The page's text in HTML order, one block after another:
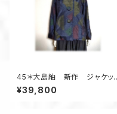
45＊大島紬 新作 ジャケッ
ト 昭和レトロ 着物リメイク
三角柄 紺色
¥39,800